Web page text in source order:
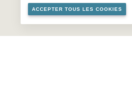
ACCEPTER TOUS LES COOKIES